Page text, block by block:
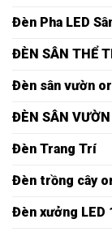
Đèn Pha LED
ĐÈN SÂN THỂ
Đèn sân vườn
ĐÈN SÂN
Đèn Trang Trí
Đèn trồng cây
Đèn xưởng LED